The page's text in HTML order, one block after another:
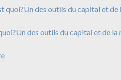
des outils du capital et de